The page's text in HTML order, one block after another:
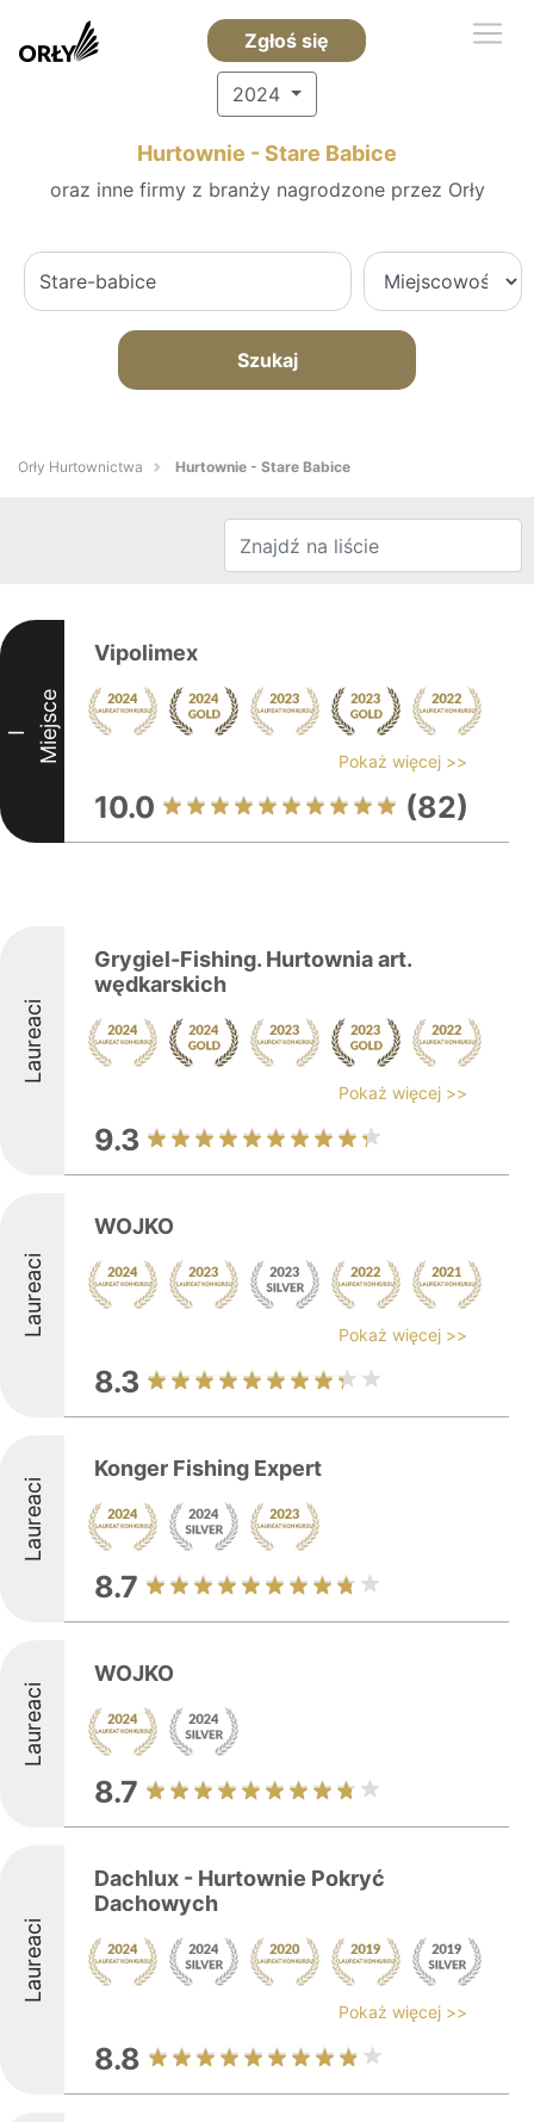
Zgłoś się
2024
Hurtownie - Stare Babice
oraz inne firmy z branży nagrodzone przez Orły
Szukaj
Orły Hurtownictwa Hurtownie - Stare Babice
I Miejsce
Vipolimex
Pokaż więcej >>
10.0 (82)
Laureaci
Grygiel-Fishing. Hurtownia art.
wędkarskich
Pokaż więcej >>
9.3
Laureaci
WOJKO
Pokaż więcej >>
8.3
Laureaci
Konger Fishing Expert
8.7
Laureaci
WOJKO
8.7
Laureaci
Dachlux - Hurtownie Pokryć
Dachowych
Pokaż więcej >>
8.8